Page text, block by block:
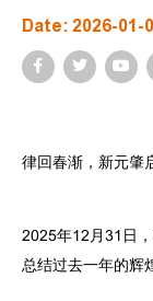
搜索
Date: 2026-01-
律回春渐，新元肇
2025年12月31日
总结过去一年的辉